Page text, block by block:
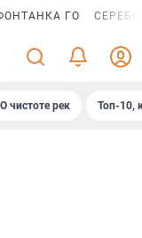
ГО
О чистоте рек Топ-10,